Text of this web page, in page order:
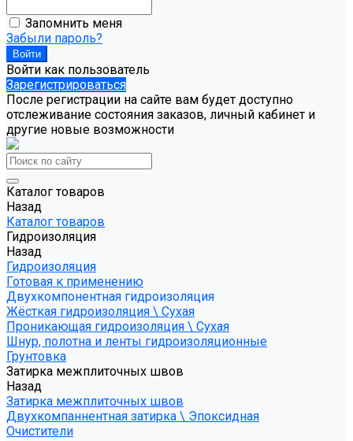
Запомнить меня
Забыли пароль?
Войти как пользователь
Зарегистрироваться
После регистрации на сайте вам будет доступно
отслеживание состояния заказов, личный кабинет и
другие новые возможности
Каталог товаров
Назад
Каталог товаров
Гидроизоляция
Назад
Гидроизоляция
Готовая к применению
Двухкомпонентная гидроизоляция
Жёсткая гидроизоляция \ Сухая
Проникающая гидроизоляция \ Сухая
Шнур, полотна и ленты гидроизоляционные
Грунтовка
Затирка межплиточных швов
Назад
Затирка межплиточных швов
Двухкомпаннентная затирка \ Эпоксидная
Очистители